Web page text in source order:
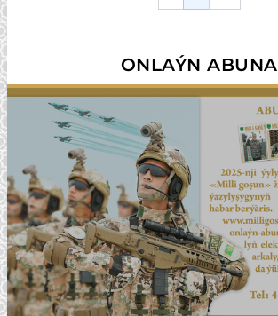
ONLAÝN ABUNA